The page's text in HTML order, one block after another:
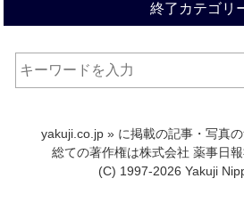
終了カテゴリ
yakuji.co.jp » に掲載の記事・写真
総ての著作権は株式会社 薬事日
(C) 1997-2026 Yakuji